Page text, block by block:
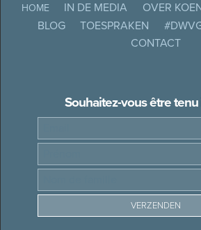
HOME IN DE MEDIA OVER
BLOG
TOESPRAKEN
CONTACT
Souhaitez-vous être